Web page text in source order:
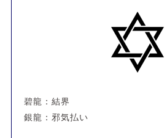
碧龍：結界
銀龍：邪気払い